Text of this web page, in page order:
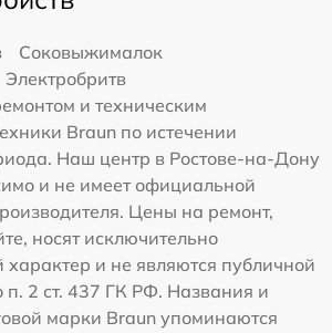
Соковыжималок
Электробритв
и техническим
Braun по истечении
Наш центр в Ростове-на-Дону
и не имеет официальной
Цены на ремонт,
носят исключительно
и не являются публичной
п. 2 ст. 437 ГК РФ. Названия и
марки Braun упоминаются